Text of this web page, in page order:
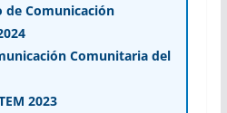
de Comunicación
Comunitaria del
2023